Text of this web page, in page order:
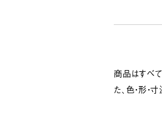
商品はすべて
た、色・形・